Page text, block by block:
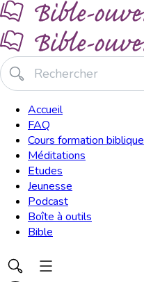
Accueil
FAQ
Cours formation biblique
Méditations
Etudes
Jeunesse
Podcast
Boîte à outils
Bible